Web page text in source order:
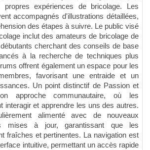
propres expériences de bricolage. Les
accompagnés d'illustrations détaillées,
des étapes à suivre. Le public visé
inclut des amateurs de bricolage de
cherchant des conseils de base
à la recherche de techniques plus
offrent également un espace pour les
favorisant une entraide et un
Un point distinctif de Passion et
approche communautaire, où les
interagir et apprendre les uns des autres.
alimenté avec de nouveaux
mises à jour, garantissant que les
fraîches et pertinentes. La navigation est
intuitive, permettant un accès rapide